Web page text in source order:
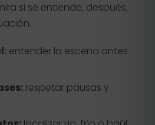
si se entiende; después,
entender la escena antes
respetar pausas y